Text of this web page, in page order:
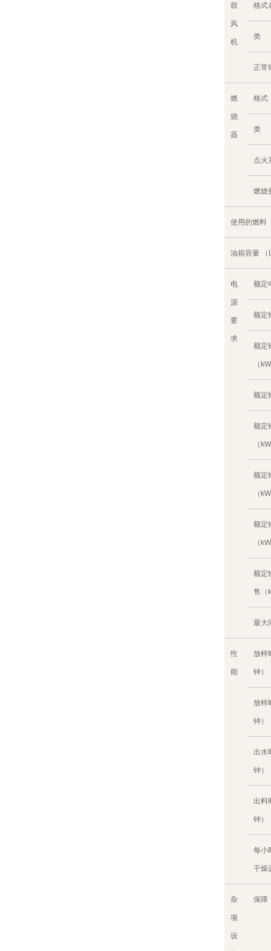
鼓
风
机
格式
类
正常
燃
烧
器
格式
类
点火
燃烧
使用的燃料
油箱容量 （
电
源
要
求
额定
额定
额定
（
额定
额定
（
额定
（
额定
（
额定
售（
最大
性
能
放样
钟）
放样
钟）
出水
钟）
出料
钟）
每小
干燥
杂
项
设
保障